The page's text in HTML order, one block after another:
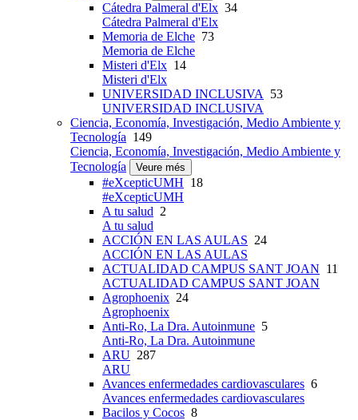
Cátedra Palmeral d'Elx 34
Cátedra Palmeral d'Elx
Memoria de Elche 73
Memoria de Elche
Misteri d'Elx 14
Misteri d'Elx
UNIVERSIDAD INCLUSIVA 53
UNIVERSIDAD INCLUSIVA
Ciencia, Economía, Investigación, Medio Ambiente y
Tecnología 149
Ciencia, Economía, Investigación, Medio Ambiente y
Tecnología
Veure més
#eXcepticUMH 18
#eXcepticUMH
A tu salud 2
A tu salud
ACCIÓN EN LAS AULAS 24
ACCIÓN EN LAS AULAS
ACTUALIDAD CAMPUS SANT JOAN 11
ACTUALIDAD CAMPUS SANT JOAN
Agrophoenix 24
Agrophoenix
Anti-Ro, La Dra. Autoinmune 5
Anti-Ro, La Dra. Autoinmune
ARU 287
ARU
Avances enfermedades cardiovasculares 6
Avances enfermedades cardiovasculares
Bacilos y Cocos 8